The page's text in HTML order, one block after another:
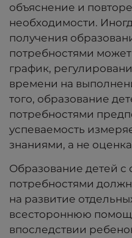
объяснение и
необходимости.
получения
потребностями
график,
времени на
того, образование
потребностями
успеваемость
знаниями, а не
Образование детей с
потребностями
на развитие
всестороннюю
впоследствии